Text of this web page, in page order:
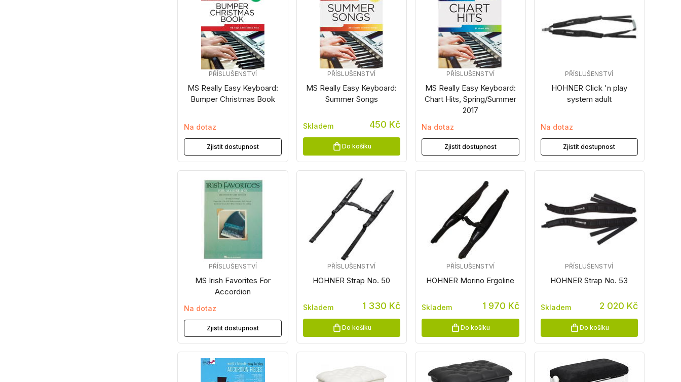
MS Really Easy Keyboard:
Bumper Christmas Book
PŘÍSLUŠENSTVÍ
Na dotaz
Zjistit dostupnost
MS Really Easy Keyboard:
Summer Songs
PŘÍSLUŠENSTVÍ
Skladem 450 Kč
Do košíku
MS Really Easy Keyboard:
Chart Hits, Spring/Summer
2017
PŘÍSLUŠENSTVÍ
Na dotaz
Zjistit dostupnost
HOHNER Click 'n play
system adult
PŘÍSLUŠENSTVÍ
Na dotaz
Zjistit dostupnost
MS Irish Favorites For
Accordion
PŘÍSLUŠENSTVÍ
Na dotaz
Zjistit dostupnost
HOHNER Strap No. 50
PŘÍSLUŠENSTVÍ
Skladem 1 330 Kč
Do košíku
HOHNER Morino Ergoline
PŘÍSLUŠENSTVÍ
Skladem 1 970 Kč
Do košíku
HOHNER Strap No. 53
PŘÍSLUŠENSTVÍ
Skladem 2 020 Kč
Do košíku